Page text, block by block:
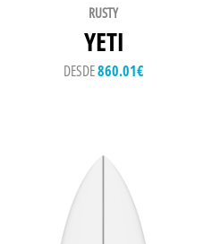
RUSTY
YETI
DESDE860.01€